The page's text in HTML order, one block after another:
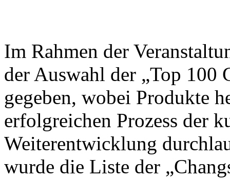
Im Rahmen der
der Auswahl der „Top 100
gegeben, wobei Produkte
erfolgreichen Prozess der
Weiterentwicklung
wurde die Liste der